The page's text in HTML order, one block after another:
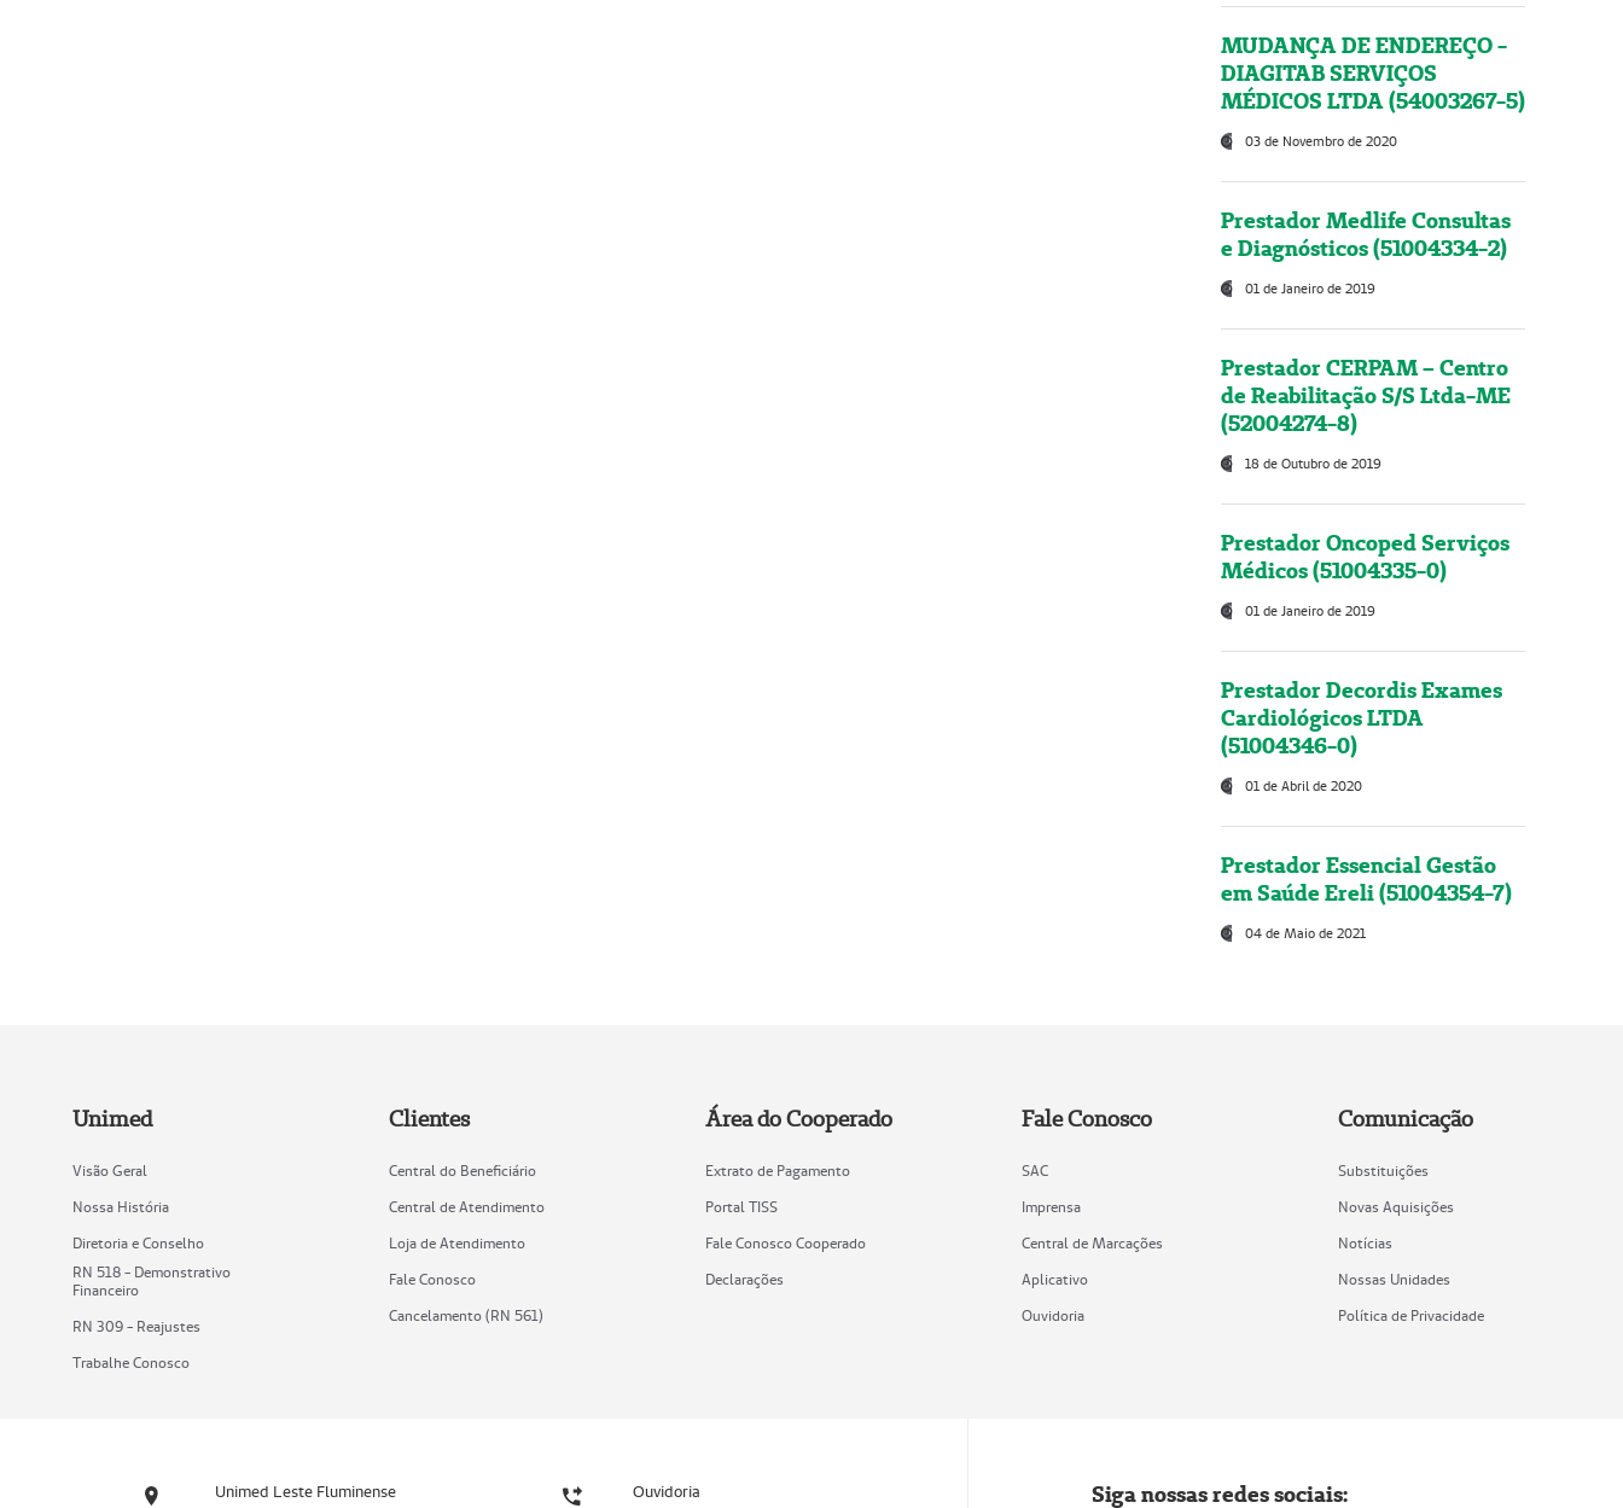
MUDANÇA DE ENDEREÇO -
DIAGITAB SERVIÇOS
MÉDICOS LTDA (54003267-5)
03 de Novembro de 2020
Prestador Medlife Consultas
e Diagnósticos (51004334-2)
01 de Janeiro de 2019
Prestador CERPAM – Centro
de Reabilitação S/S Ltda-ME
(52004274-8)
18 de Outubro de 2019
Prestador Oncoped Serviços
Médicos (51004335-0)
01 de Janeiro de 2019
Prestador Decordis Exames
Cardiológicos LTDA
(51004346-0)
01 de Abril de 2020
Prestador Essencial Gestão
em Saúde Ereli (51004354-7)
04 de Maio de 2021
Unimed
Visão Geral
Nossa História
Diretoria e Conselho
RN 518 - Demonstrativo
Financeiro
RN 309 - Reajustes
Trabalhe Conosco
Clientes
Central do Beneficiário
Central de Atendimento
Loja de Atendimento
Fale Conosco
Cancelamento (RN 561)
Área do Cooperado
Extrato de Pagamento
Portal TISS
Fale Conosco Cooperado
Declarações
Fale Conosco
SAC
Imprensa
Central de Marcações
Aplicativo
Ouvidoria
Comunicação
Substituições
Novas Aquisições
Notícias
Nossas Unidades
Política de Privacidade
Unimed Leste Fluminense Ouvidoria Siga nossas redes sociais: